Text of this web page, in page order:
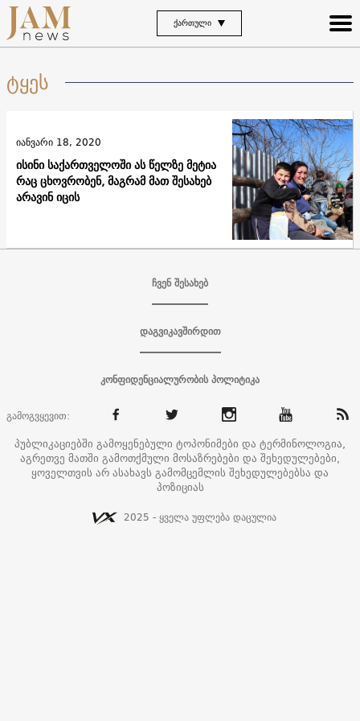
ᲥᲐᲠᲗᲣᲚᲘ
ტყეს
ისინი საქართველოში ას წელზე მეტია
რაც ცხოვრობენ, მაგრამ მათ შესახებ
არავინ იცის
იანვარი 18, 2020
ჩვენ შესახებ
დაგვიკავშირდით
კონფიდენციალურობის პოლიტიკა
გამოგვყევით:
პუბლიკაციებში გამოყენებული ტოპონიმები და ტერმინოლოგია,
აგრეთვე მათში გამოთქმული მოსაზრებები და შეხედულებები,
ყოველთვის არ ასახავს გამომცემლის შეხედულებებსა და
პოზიციას
2025 - ყველა უფლება დაცულია